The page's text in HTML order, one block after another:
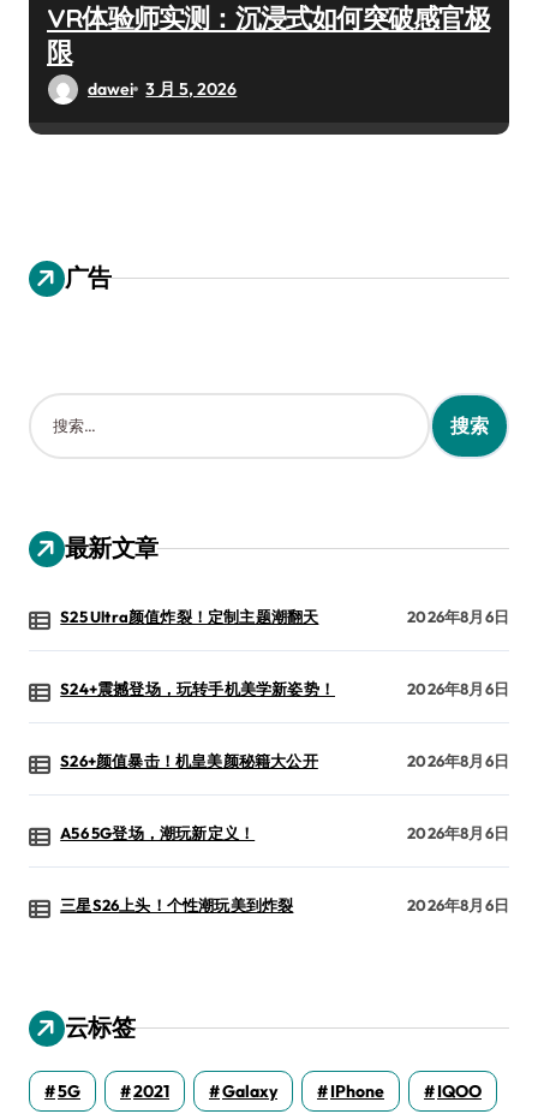
VR体验师实测：沉浸式如何突破感官极
限
dawei 3 月 5, 2026
广告
搜
索
：
最新文章
S25 Ultra颜值炸裂！定制主题潮翻天 2026年8月6日
S24+震撼登场，玩转手机美学新姿势！ 2026年8月6日
S26+颜值暴击！机皇美颜秘籍大公开 2026年8月6日
A56 5G登场，潮玩新定义！ 2026年8月6日
三星S26上头！个性潮玩美到炸裂 2026年8月6日
云标签
5G 2021 Galaxy IPhone IQOO